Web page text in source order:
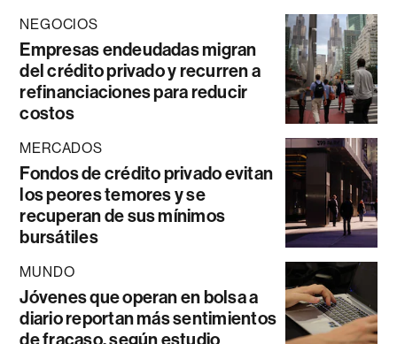
NEGOCIOS
Empresas endeudadas migran
del crédito privado y recurren a
refinanciaciones para reducir
costos
MERCADOS
Fondos de crédito privado evitan
los peores temores y se
recuperan de sus mínimos
bursátiles
MUNDO
Jóvenes que operan en bolsa a
diario reportan más sentimientos
de fracaso, según estudio